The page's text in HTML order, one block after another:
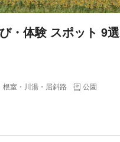
・体験 スポット 9選
根室・川湯・屈斜路 公園